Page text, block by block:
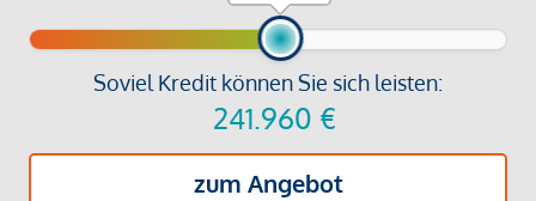
Soviel Kredit können Sie sich leisten:
241.960 €
zum Angebot